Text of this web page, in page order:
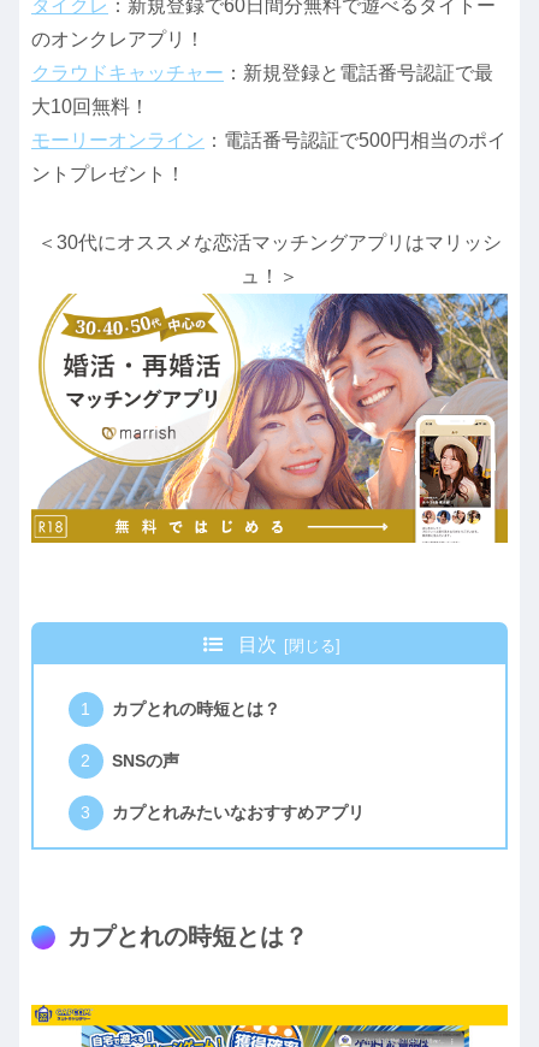
タイクレ ：新規登録で60日間分無料で遊べるタイトー
のオンクレアプリ！
クラウドキャッチャー ：新規登録と電話番号認証で最
大10回無料！
モーリーオンライン ：電話番号認証で500円相当のポイ
ントプレゼント！
＜30代にオススメな恋活マッチングアプリはマリッシ
ュ！＞
目次
カプとれの時短とは？
SNSの声
カプとれみたいなおすすめアプリ
カプとれの時短とは？